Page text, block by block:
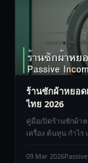
ร้านซักผ้าหยอ
ไทย 2026
คู่มือเปิดร้านซักผ้า
เครื่อง ต้นทุน กำไร
09 Mar 2026